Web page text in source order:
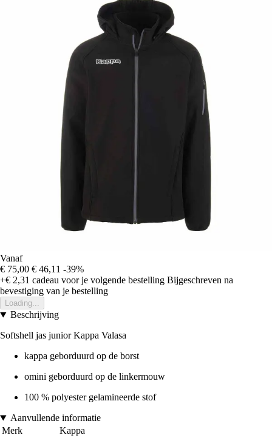
Vanaf
€ 75,00 € 46,11 -39%
+€ 2,31 cadeau voor je volgende bestelling Bijgeschreven na
bevestiging van je bestelling
Loading...
Beschrijving
Softshell jas junior Kappa Valasa
kappa geborduurd op de borst
omini geborduurd op de linkermouw
100 % polyester gelamineerde stof
Aanvullende informatie
Merk
Kappa